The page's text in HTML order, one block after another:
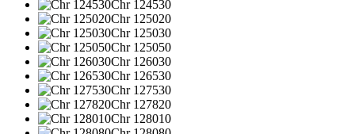
Chr 124530
Chr 125020
Chr 125030
Chr 125050
Chr 126030
Chr 126530
Chr 127530
Chr 127820
Chr 128010